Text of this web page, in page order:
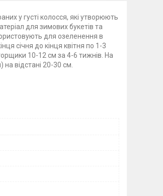
у густі колосся, які утворюють
для зимових букетів та
для озеленення в
січня до кінця квітня по 1-3
10-12 см за 4-6 тижнів. На
відстані 20-30 см.